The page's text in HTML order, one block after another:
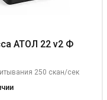
АТОЛ 22 v2 Ф
250 скан/сек